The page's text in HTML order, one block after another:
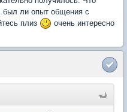
был ли опыт общения с
плиз
очень интересно